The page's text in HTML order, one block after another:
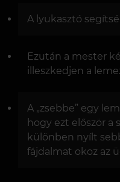
A lyukasztó
Ezután a mester
illeszkedjen a
A „zsebbe” egy
hogy ezt először a
különben nyílt
fájdalmat okoz az